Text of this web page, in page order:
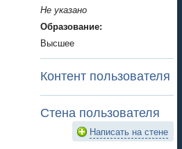
Не указано
Образование:
Высшее
Контент пользователя
Стена пользователя
Написать на стене